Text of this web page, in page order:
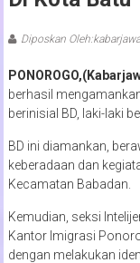
Diposkan
berhasil
berinisial BD, laki-laki
BD ini diamankan,
keberadaan dan
Kecamatan Babadan.
Kemudian, seksi
Kantor Imigrasi
dengan melakukan